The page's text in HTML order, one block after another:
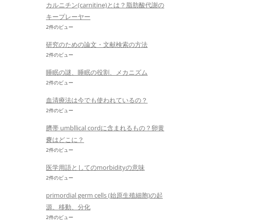
カルニチン(carnitine)とは？脂肪酸代謝の
キープレーヤー
2件のビュー
研究のための論文・文献検索の方法
2件のビュー
睡眠の謎、睡眠の役割、メカニズム
2件のビュー
血清療法は今でも使われているの？
2件のビュー
臍帯 umbllical cordに含まれるもの？卵黄
嚢はどこに？
2件のビュー
医学用語としてのmorbidityの意味
2件のビュー
primordial germ cells (始原生殖細胞)の起
源、移動、分化
2件のビュー